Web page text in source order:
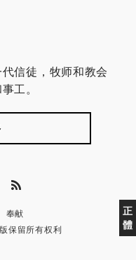
正
體
信徒，牧师和教会
工。
奉献
保留所有权利